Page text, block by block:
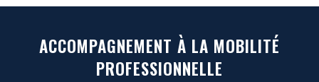
ACCOMPAGNEMENT À LA MOBILITÉ
PROFESSIONNELLE